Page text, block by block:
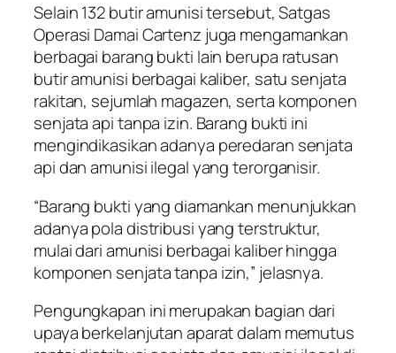
Selain 132 butir amunisi tersebut, Satgas
Operasi Damai Cartenz juga mengamankan
berbagai barang bukti lain berupa ratusan
butir amunisi berbagai kaliber, satu senjata
rakitan, sejumlah magazen, serta komponen
senjata api tanpa izin. Barang bukti ini
mengindikasikan adanya peredaran senjata
api dan amunisi ilegal yang terorganisir.
“Barang bukti yang diamankan menunjukkan
adanya pola distribusi yang terstruktur,
mulai dari amunisi berbagai kaliber hingga
komponen senjata tanpa izin,” jelasnya.
Pengungkapan ini merupakan bagian dari
upaya berkelanjutan aparat dalam memutus